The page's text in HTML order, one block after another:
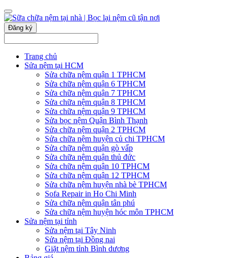
Đăng ký
Trang chủ
Sửa nệm tại HCM
Sửa chữa nệm quận 1 TPHCM
Sửa chữa nệm quận 6 TPHCM
Sửa chữa nệm quận 7 TPHCM
Sửa chữa nệm quận 8 TPHCM
Sửa chữa nệm quận 9 TPHCM
Sửa bọc nệm Quận Bình Thạnh
Sửa chữa nệm quận 2 TPHCM
Sửa chữa nệm huyện củ chi TPHCM
Sửa chữa nệm quận gò vấp
Sửa chữa nệm quận thủ đức
Sửa chữa nệm quận 10 TPHCM
Sửa chữa nệm quận 12 TPHCM
Sửa chữa nệm huyện nhà bè TPHCM
Sofa Repair in Ho Chi Minh
Sửa chữa nệm quận tân phú
Sửa chữa nệm huyện hóc môn TPHCM
Sửa nệm tại tỉnh
Sửa nệm tại Tây Ninh
Sửa nệm tại Đồng nai
Giặt nệm tỉnh Bình dương